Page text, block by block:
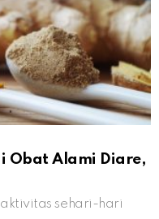
Obat Alami Diare,
sehari-hari